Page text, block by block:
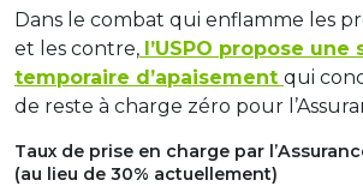
Dans le combat qui enflamme les
et les contre, l’USPO propose une
temporaire d’apaisement qui
de reste à charge zéro pour
Taux de prise en charge par
(au lieu de 30% actuellement)